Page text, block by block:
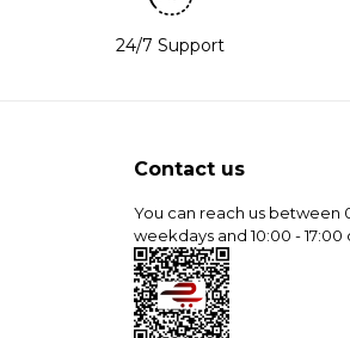
24/7 Support
Contact us
You can reach us between
weekdays and 10:00 - 17:00